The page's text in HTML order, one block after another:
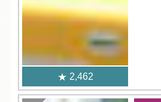
2,462